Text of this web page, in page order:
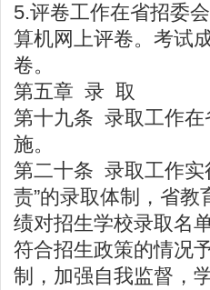
5.评卷工作在省招委
算机网上评卷。考试
卷。
第五章 录 取
第十九条 录取工作在
施。
第二十条 录取工作实
责”的录取体制，省
绩对招生学校录取名
符合招生政策的情况
制，加强自我监督，